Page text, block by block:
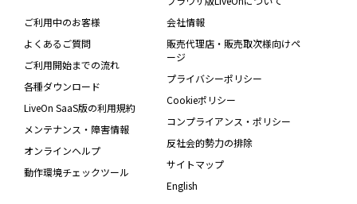
ご利用中のお客様
よくあるご質問
ご利用開始までの流れ
各種ダウンロード
LiveOn SaaS版の利用規約
メンテナンス・障害情報
オンラインヘルプ
動作環境チェックツール
会社情報
販売代理店・販売取次様向けペ
ージ
プライバシーポリシー
Cookieポリシー
コンプライアンス・ポリシー
反社会的勢力の排除
サイトマップ
English